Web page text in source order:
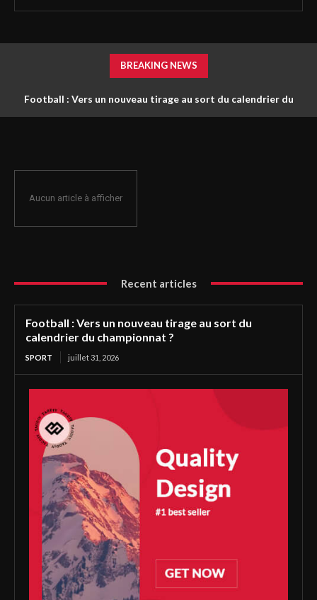
BREAKING NEWS
Football : Vers un nouveau tirage au sort du calendrier du
Aucun article à afficher
Recent articles
Football : Vers un nouveau tirage au sort du
calendrier du championnat ?
SPORT juillet 31, 2026